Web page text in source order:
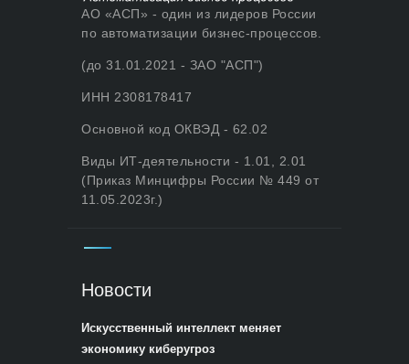
АО «АСП» - один из лидеров России
по автоматизации бизнес-процессов.
(до 31.01.2021 - ЗАО "АСП")
ИНН 2308178417
Основной код ОКВЭД - 62.02
Виды ИТ-деятельности - 1.01, 2.01
(Приказ Минцифры России № 449 от
11.05.2023г.)
Новости
Искусственный интеллект меняет
экономику киберугроз